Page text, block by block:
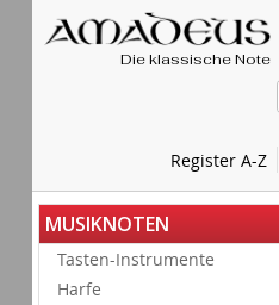
Die klassische Note
Register A-Z
MUSIKNOTEN
Tasten-Instrumente
Harfe